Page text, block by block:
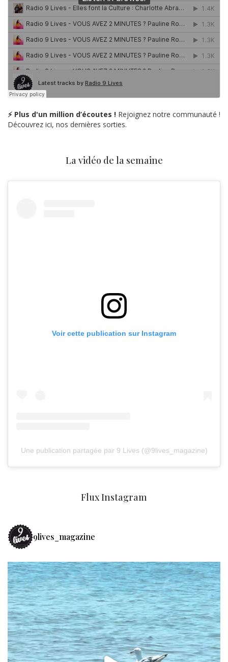
⚡ Plus d'un million d’écoutes ! Rejoignez notre communauté !
Découvrez ici, nos dernières sorties.
La vidéo de la semaine
Voir cette publication sur Instagram
Une publication partagée par 9 Lives (@9lives_magazine)
Flux Instagram
9lives_magazine